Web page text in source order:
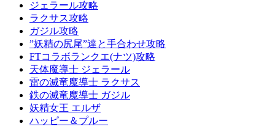
ジェラール攻略
ラクサス攻略
ガジル攻略
”妖精の尻尾”達と手合わせ攻略
FTコラボランクエ(ナツ)攻略
天体魔導士 ジェラール
雷の滅竜魔導士 ラクサス
鉄の滅竜魔導士 ガジル
妖精女王 エルザ
ハッピー＆プルー